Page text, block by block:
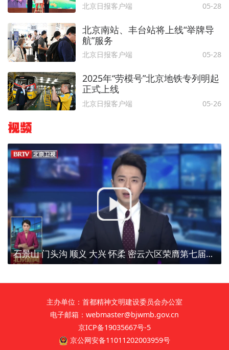
北京日报客户端 05-28
北京南站、丰台站将上线“举牌导
航”服务
北京日报客户端 05-28
2025年“劳模号”北京地铁专列明起
正式上线
北京日报客户端 05-26
视频
石景山 门头沟 顺义 大兴 怀柔 密云六区荣膺第七届全国文明城区称号
主办单位：首都精神文明建设委员会办公室
电子邮箱：webmaster@bjwmb.gov.cn
京ICP备19035667号-5
京公网安备11011202003959号